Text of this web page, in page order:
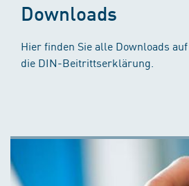
Downloads
Hier finden Sie alle Downloads
die DIN-Beitrittserklärung.